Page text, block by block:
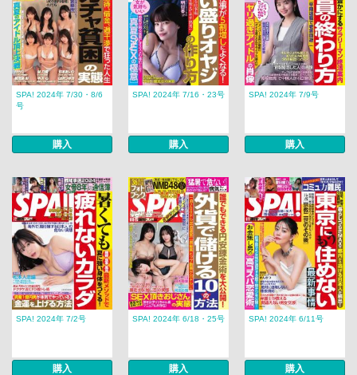
SPA! 2024年 7/30・8/6
号
購入
SPA! 2024年 7/16・23号
購入
SPA! 2024年 7/9号
購入
SPA! 2024年 7/2号
購入
SPA! 2024年 6/18・25号
購入
SPA! 2024年 6/11号
購入